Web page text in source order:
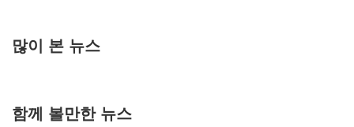
많이 본 뉴스
함께 볼만한 뉴스